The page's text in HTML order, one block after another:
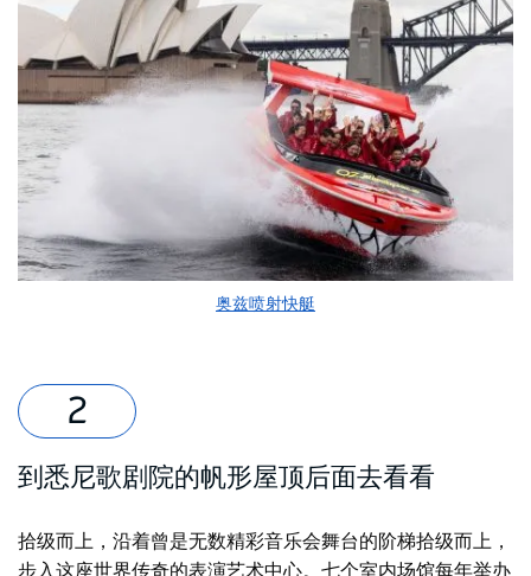
奥兹喷射快艇
到悉尼歌剧院的帆形屋顶后面去看看
拾级而上，沿着曾是无数精彩音乐会舞台的阶梯拾级而上，
步入这座世界传奇的表演艺术中心。七个室内场馆每年举办